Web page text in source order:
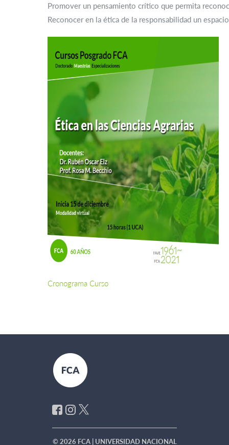
Promover un pensamiento crítico que permita
Reconocer en la ética de la responsabilidad un
Cronograma Curso
© 2026 FCA | UNIVERSIDAD NACIONAL